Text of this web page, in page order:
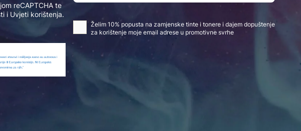
reCAPTCHA te
i Uvjeti korištenja.
Želim 10% popusta na zamjenske tinte i tonere i dajem dopuštenje
za korištenje moje email adrese u promotivne svrhe